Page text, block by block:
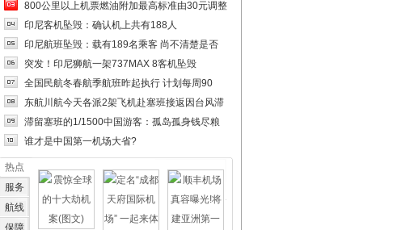
800公里以上机票燃油附加最高标准由30元调整
印尼客机坠毁：确认机上共有188人
印尼航班坠毁：载有189名乘客 尚不清楚是否
突发！印尼狮航一架737MAX 8客机坠毁
全国民航冬春航季航班昨起执行 计划每周90
东航川航今天各派2架飞机赴塞班接返因台风滞
滞留塞班的1/1500中国游客：孤岛孤身钱尽粮
谁才是中国第一机场大省?
热点
服务
航线
保障